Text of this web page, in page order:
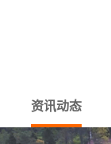
资讯动态